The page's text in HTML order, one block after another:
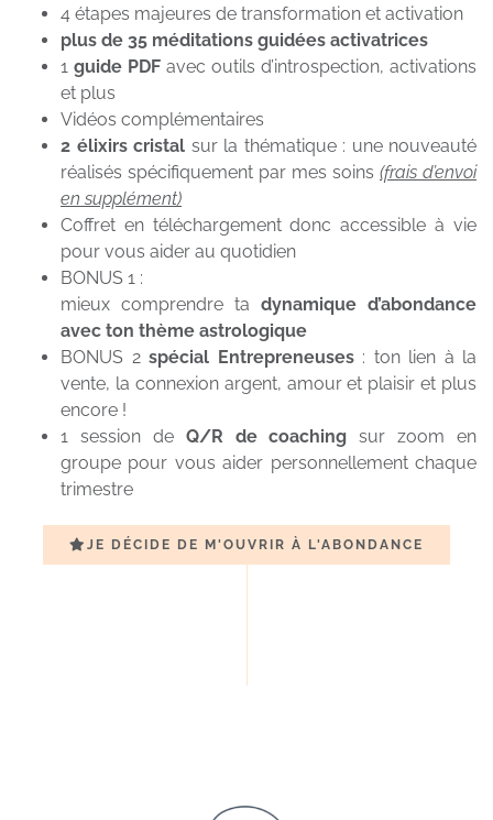
4 étapes majeures de transformation et activation
plus de 35 méditations guidées activatrices
1 guide PDF avec outils d’introspection, activations
et plus
Vidéos complémentaires
2 élixirs cristal sur la thématique : une nouveauté
réalisés spécifiquement par mes soins (frais d’envoi
en supplément)
Coffret en téléchargement donc accessible à vie
pour vous aider au quotidien
BONUS 1 :
mieux comprendre ta dynamique d’abondance
avec ton thème astrologique
BONUS 2 spécial Entrepreneuses: ton lien à la
vente, la connexion argent, amour et plaisir et plus
encore !
1 session de Q/R de coaching sur zoom en
groupe pour vous aider personnellement chaque
trimestre
JE DÉCIDE DE M'OUVRIR À L'ABONDANCE